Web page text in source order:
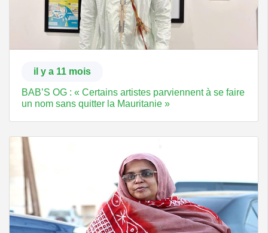
il y a 11 mois
BAB’S OG : « Certains artistes parviennent à se faire
un nom sans quitter la Mauritanie »